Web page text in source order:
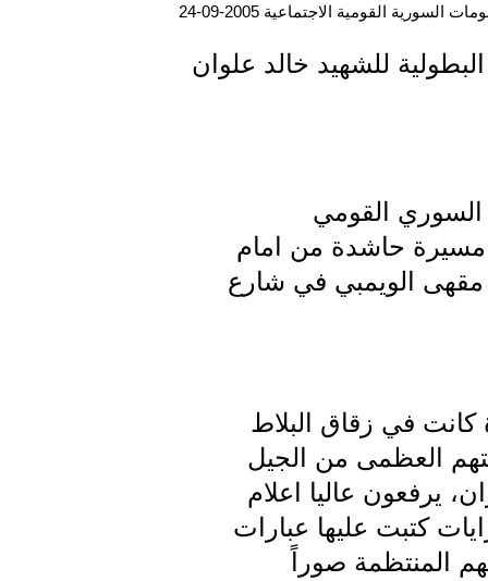
السورية القومية الاجتماعية 2005-09-24
للشهيد خالد علوان
السوري القومي
مسيرة حاشدة من امام
مقهى الويمبي في شارع
بال 25 الف( آخر المسيرة كانت في زقاق البلاط
العظمى من الجيل
يرفعون عاليا اعلام
كتبت عليها عبارات
المنتظمة صوراً